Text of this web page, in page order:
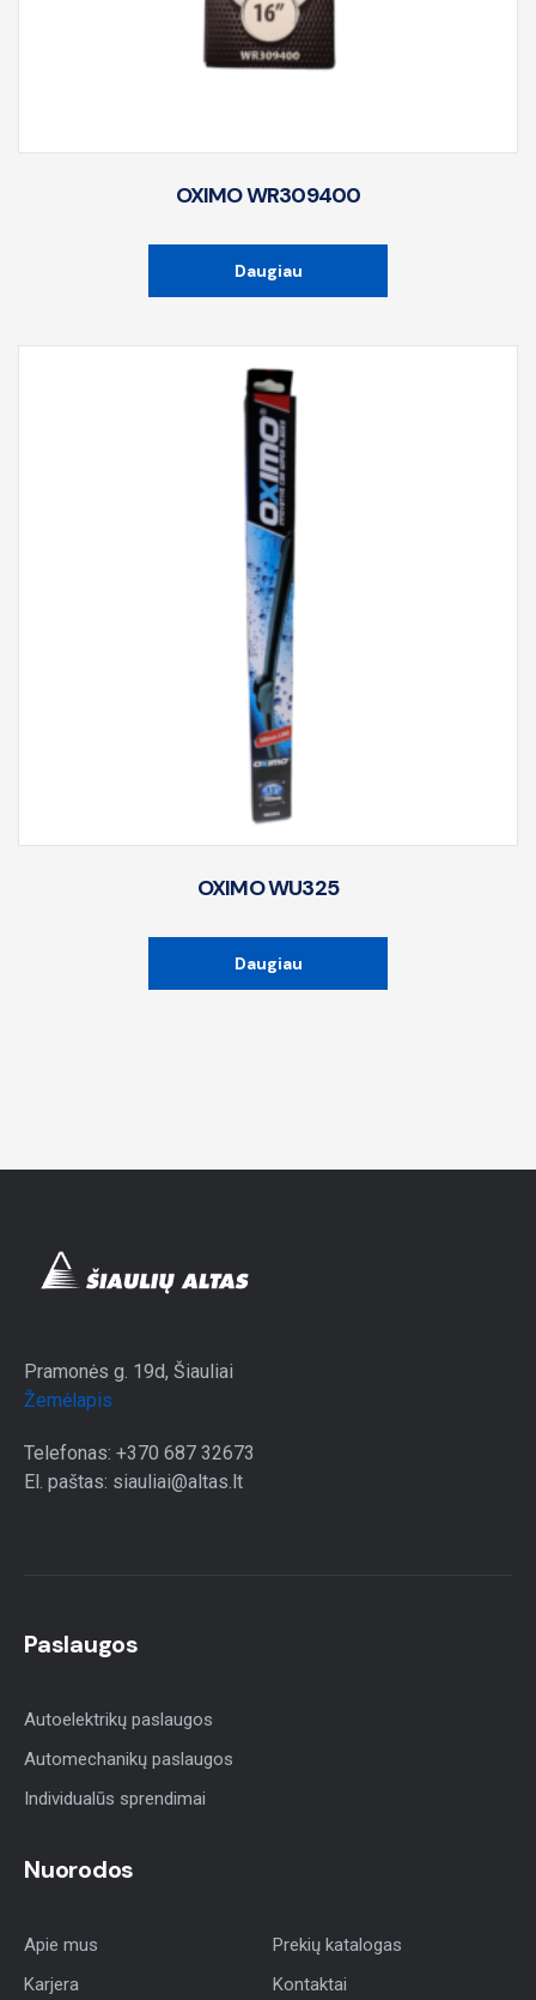
OXIMO WR309400
Daugiau
OXIMO WU325
Daugiau
Pramonės g. 19d, Šiauliai
Žemėlapis
Telefonas: +370 687 32673
El. paštas: siauliai@altas.lt
Paslaugos
Autoelektrikų paslaugos
Automechanikų paslaugos
Individualūs sprendimai
Nuorodos
Apie mus
Karjera
Prekių katalogas
Kontaktai